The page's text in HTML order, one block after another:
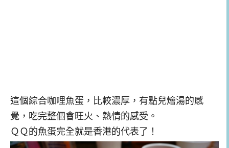
這個綜合咖哩魚蛋，比較濃厚，有點兒燴湯的感
覺，吃完整個會旺火、熱情的感受。
ＱＱ的魚蛋完全就是香港的代表了！